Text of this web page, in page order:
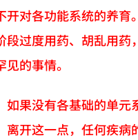
对各功能系统的养育
过度用药、胡乱用药
的事情。
果没有各基础的单元
开这一点，任何疾病